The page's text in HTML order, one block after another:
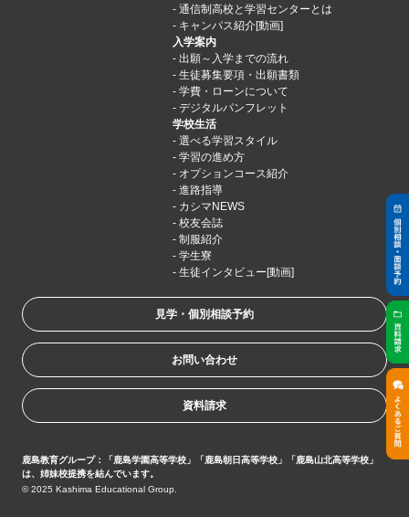
通信制高校と学習センターとは
キャンパス紹介[動画]
入学案内
出願～入学までの流れ
生徒募集要項・出願書類
学費・ローンについて
デジタルパンフレット
学校生活
選べる学習スタイル
学習の進め方
オプションコース紹介
進路指導
カシマNEWS
校友会誌
制服紹介
学生寮
生徒インタビュー[動画]
見学・個別相談予約
お問い合わせ
資料請求
鹿島教育グループ：「鹿島学園高等学校」「鹿島朝日高等学校」「鹿島山北高等学校」
は、姉妹校提携を結んでいます。
© 2025 Kashima Educational Group.